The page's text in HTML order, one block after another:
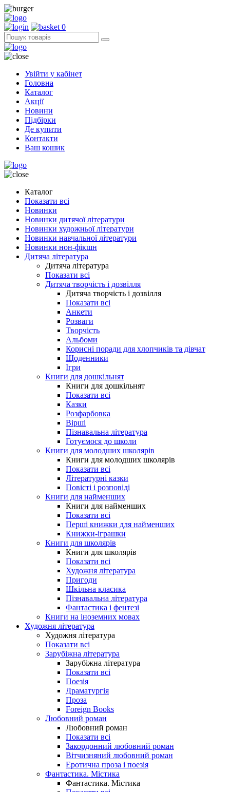
0
Увійти у кабінет
Головна
Каталог
Акції
Новини
Підбірки
Де купити
Контакти
Ваш кошик
Каталог
Показати всі
Новинки
Новинки дитячої літератури
Новинки художньої літератури
Новинки навчальної літератури
Новинки нон-фікшн
Дитяча література
Дитяча література
Показати всі
Дитяча творчість і дозвілля
Дитяча творчість і дозвілля
Показати всі
Анкети
Розваги
Творчість
Альбоми
Корисні поради для хлопчиків та дівчат
Щоденники
Ігри
Книги для дошкільнят
Книги для дошкільнят
Показати всі
Казки
Розфарбовка
Вірші
Пізнавальна література
Готуємося до школи
Книги для молодших школярів
Книги для молодших школярів
Показати всі
Літературні казки
Повісті і розповіді
Книги для найменших
Книги для найменших
Показати всі
Перші книжки для найменших
Книжки-іграшки
Книги для школярів
Книги для школярів
Показати всі
Художня література
Пригоди
Шкільна класика
Пізнавальна література
Фантастика і фентезі
Книги на іноземних мовах
Художня література
Художня література
Показати всі
Зарубіжна література
Зарубіжна література
Показати всі
Поезія
Драматургія
Проза
Foreign Books
Любовний роман
Любовний роман
Показати всі
Закордонний любовний роман
Вітчизняний любовний роман
Еротична проза і поезія
Фантастика. Містика
Фантастика. Містика